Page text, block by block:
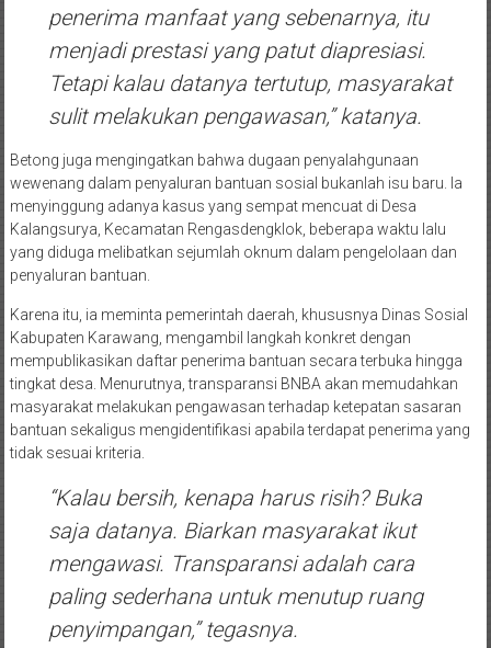
penerima manfaat yang sebenarnya, itu
menjadi prestasi yang patut diapresiasi.
Tetapi kalau datanya tertutup, masyarakat
sulit melakukan pengawasan,” katanya.
Betong juga mengingatkan bahwa dugaan penyalahgunaan
wewenang dalam penyaluran bantuan sosial bukanlah isu baru. Ia
menyinggung adanya kasus yang sempat mencuat di Desa
Kalangsurya, Kecamatan Rengasdengklok, beberapa waktu lalu
yang diduga melibatkan sejumlah oknum dalam pengelolaan dan
penyaluran bantuan.
Karena itu, ia meminta pemerintah daerah, khususnya Dinas Sosial
Kabupaten Karawang, mengambil langkah konkret dengan
mempublikasikan daftar penerima bantuan secara terbuka hingga
tingkat desa. Menurutnya, transparansi BNBA akan memudahkan
masyarakat melakukan pengawasan terhadap ketepatan sasaran
bantuan sekaligus mengidentifikasi apabila terdapat penerima yang
tidak sesuai kriteria.
“Kalau bersih, kenapa harus risih? Buka
saja datanya. Biarkan masyarakat ikut
mengawasi. Transparansi adalah cara
paling sederhana untuk menutup ruang
penyimpangan,” tegasnya.